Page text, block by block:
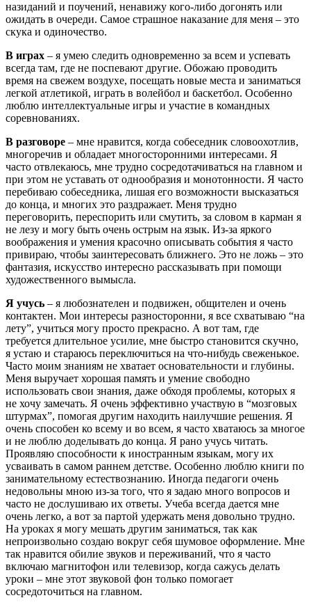
назиданий и поучений, ненавижу кого-либо догонять или
ожидать в очереди. Самое страшное наказание для меня – это
скука и одиночество.
В играх – я умею следить одновременно за всем и успевать
всегда там, где не поспевают другие. Обожаю проводить
время на свежем воздухе, посещать новые места и заниматься
легкой атлетикой, играть в волейбол и баскетбол. Особенно
люблю интеллектуальные игры и участие в командных
соревнованиях.
В разговоре – мне нравится, когда собеседник словоохотлив,
многоречив и обладает многосторонними интересами. Я
часто отвлекаюсь, мне трудно сосредотачиваться на главном и
при этом не уставать от однообразия и монотонности. Я часто
перебиваю собеседника, лишая его возможности высказаться
до конца, и многих это раздражает. Меня трудно
переговорить, переспорить или смутить, за словом в карман я
не лезу и могу быть очень острым на язык. Из-за яркого
воображения и умения красочно описывать события я часто
привираю, чтобы заинтересовать ближнего. Это не ложь – это
фантазия, искусство интересно рассказывать при помощи
художественного вымысла.
Я учусь – я любознателен и подвижен, общителен и очень
контактен. Мои интересы разносторонни, я все схватываю “на
лету”, учиться могу просто прекрасно. А вот там, где
требуется длительное усилие, мне быстро становится скучно,
я устаю и стараюсь переключиться на что-нибудь свеженькое.
Часто моим знаниям не хватает основательности и глубины.
Меня выручает хорошая память и умение свободно
использовать свои знания, даже обходя проблемы, которых я
не хочу замечать. Я очень эффективно участвую в “мозговых
штурмах”, помогая другим находить наилучшие решения. Я
очень способен ко всему и во всем, я часто хватаюсь за многое
и не люблю доделывать до конца. Я рано учусь читать.
Проявляю способности к иностранным языкам, могу их
усваивать в самом раннем детстве. Особенно люблю книги по
занимательному естествознанию. Иногда педагоги очень
недовольны мною из-за того, что я задаю много вопросов и
часто не дослушиваю их ответы. Учеба всегда дается мне
очень легко, а вот за партой удержать меня довольно трудно.
На уроках я могу мешать другим заниматься, так как
непроизвольно создаю вокруг себя шумовое оформление. Мне
так нравится обилие звуков и переживаний, что я часто
включаю магнитофон или телевизор, когда сажусь делать
уроки – мне этот звуковой фон только помогает
сосредоточиться на главном.